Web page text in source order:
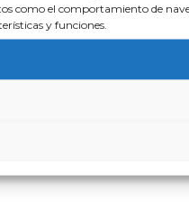
como el comportamiento de
y funciones.